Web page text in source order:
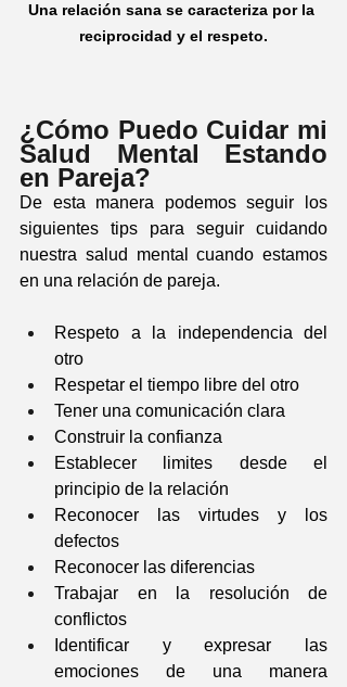
Una relación sana se caracteriza por la
reciprocidad y el respeto.
¿Cómo Puedo Cuidar mi
Salud Mental Estando
en Pareja?
De esta manera podemos seguir los
siguientes tips para seguir cuidando
nuestra salud mental cuando estamos
en una relación de pareja.
Respeto a la independencia del
otro
Respetar el tiempo libre del otro
Tener una comunicación clara
Construir la confianza
Establecer limites desde el
principio de la relación
Reconocer las virtudes y los
defectos
Reconocer las diferencias
Trabajar en la resolución de
conflictos
Identificar y expresar las
emociones de una manera